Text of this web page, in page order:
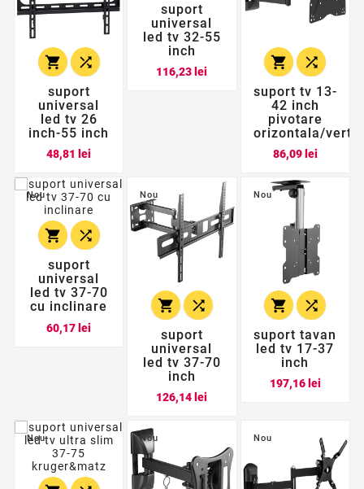
 
suport
universal
led tv 26
inch-55 inch
48,81 lei
suport
universal
led tv 32-55
inch
116,23 lei
 
suport tv 13-
42 inch
pivotare
orizontala/vert
86,09 leiPret
Nou
 
suport
universal
led tv 37-70
cu inclinare
60,17 lei
Nou
 
suport
universal
led tv 37-70
inch
126,14 lei
Nou
 
suport tavan
led tv 17-37
inch
197,16 leiPret
Nou Nou Nou